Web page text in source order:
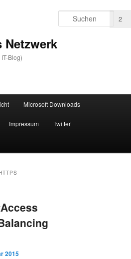
Netzwerk
Blog)
Microsoft Downloads
Impressum Twitter
2015
2
2